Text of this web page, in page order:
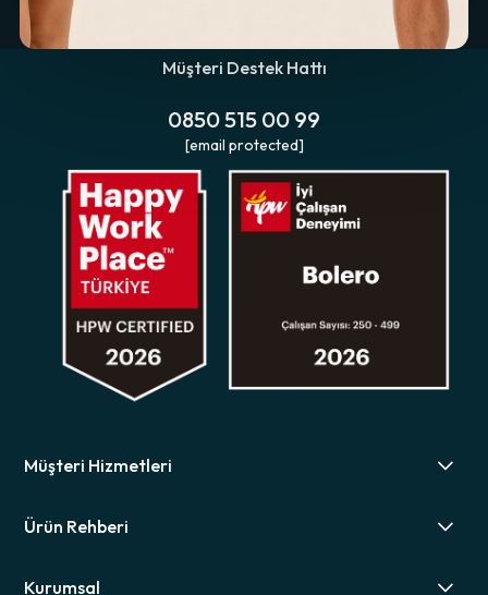
Müşteri Destek Hattı
0850 515 00 99
[email protected]
Müşteri Hizmetleri
Ürün Rehberi
Kurumsal